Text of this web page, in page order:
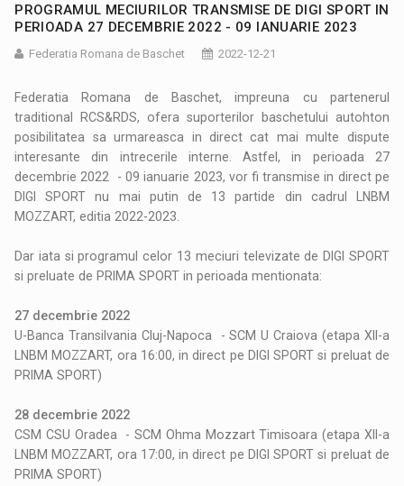
PROGRAMUL MECIURILOR TRANSMISE DE DIGI SPORT IN
PERIOADA 27 DECEMBRIE 2022 - 09 IANUARIE 2023
Federatia Romana de Baschet 2022-12-21
Federatia Romana de Baschet, impreuna cu partenerul
traditional RCS&RDS, ofera suporterilor baschetului autohton
posibilitatea sa urmareasca in direct cat mai multe dispute
interesante din intrecerile interne. Astfel, in perioada 27
decembrie 2022 - 09 ianuarie 2023, vor fi transmise in direct pe
DIGI SPORT nu mai putin de 13 partide din cadrul LNBM
MOZZART, editia 2022-2023.
Dar iata si programul celor 13 meciuri televizate de DIGI SPORT
si preluate de PRIMA SPORT in perioada mentionata:
27 decembrie 2022
U-Banca Transilvania Cluj-Napoca - SCM U Craiova (etapa XII-a
LNBM MOZZART, ora 16:00, in direct pe DIGI SPORT si preluat de
PRIMA SPORT)
28 decembrie 2022
CSM CSU Oradea - SCM Ohma Mozzart Timisoara (etapa XII-a
LNBM MOZZART, ora 17:00, in direct pe DIGI SPORT si preluat de
PRIMA SPORT)